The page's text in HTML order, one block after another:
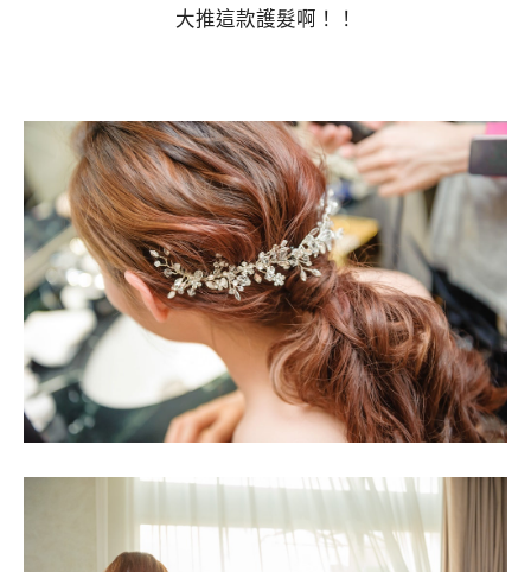
大推這款護髮啊！！